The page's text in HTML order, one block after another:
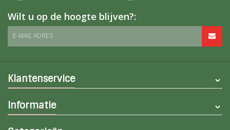
Wilt u op de hoogte blijven?:
E-MAIL ADRES
Klantenservice
Informatie